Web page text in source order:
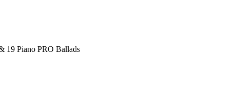
19 Piano PRO Ballads